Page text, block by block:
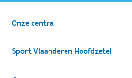
Onze centra
Sport Vlaanderen Hoofdzetel
Simon Bolivarlaan 17